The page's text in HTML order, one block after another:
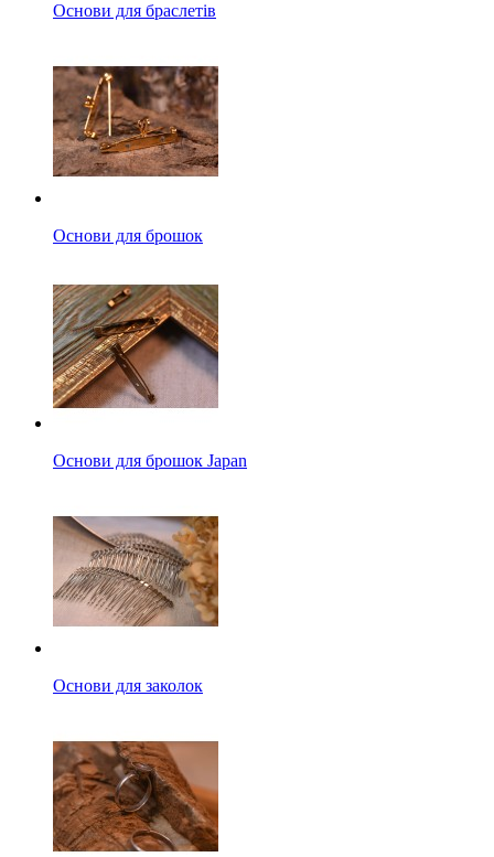
Основи для браслетів
Основи для брошок
Основи для брошок Japan
Основи для заколок